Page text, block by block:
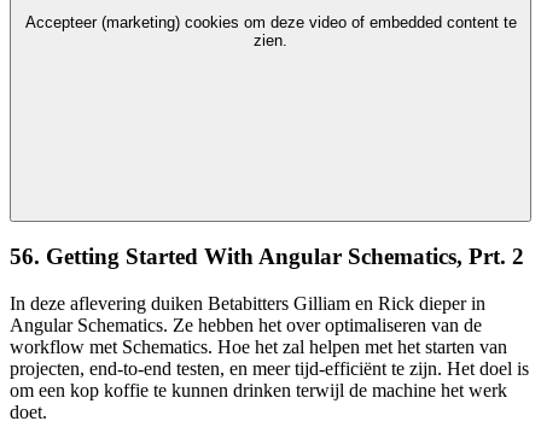
Accepteer (marketing) cookies om deze video of embedded content te
zien.
56. Getting Started With Angular Schematics, Prt. 2
In deze aflevering duiken Betabitters Gilliam en Rick dieper in
Angular Schematics. Ze hebben het over optimaliseren van de
workflow met Schematics. Hoe het zal helpen met het starten van
projecten, end-to-end testen, en meer tijd-efficiënt te zijn. Het doel is
om een kop koffie te kunnen drinken terwijl de machine het werk
doet.